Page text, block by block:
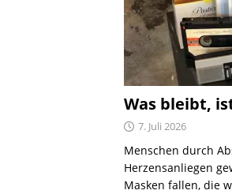
Was bleibt,
7. Juli 2026
Menschen durch
Herzensanliegen
Masken fallen, die